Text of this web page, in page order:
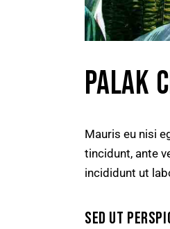
PALAK
Mauris eu nisi
tincidunt, ante
incididunt ut
SED UT